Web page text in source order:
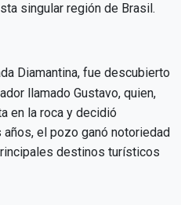
singular región de Brasil.
Diamantina, fue descubierto
llamado Gustavo, quien,
en la roca y decidió
el pozo ganó notoriedad
destinos turísticos